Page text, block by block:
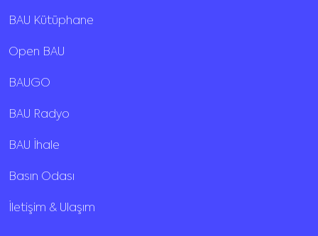
BAU Kütüphane
Open BAU
BAUGO
BAU Radyo
BAU İhale
Basın Odası
İletişim & Ulaşım